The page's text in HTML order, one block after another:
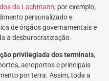
da Lachmann, por exemplo,
personalizado e
de órgãos governamentais e
a desburocratização.
privilegiada dos terminais,
aeroportos e principais
por terra. Assim, toda a